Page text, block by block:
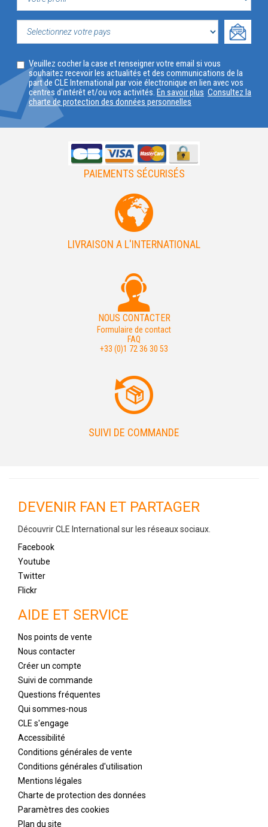
VOTRE
PROFIL
VOTRE
PAYS
Veuillez cocher la case et renseigner votre email si vous
souhaitez recevoir les actualités et des communications de la
part de CLE International par voie électronique en lien avec vos
centres d'intérêt et/ou vos activités. En savoir plus Consultez la
charte de protection des données personnelles
PAIEMENTS SÉCURISÉS
LIVRAISON A L'INTERNATIONAL
NOUS CONTACTER
Formulaire de contact
FAQ
+33 (0)1 72 36 30 53
SUIVI DE COMMANDE
DEVENIR FAN ET PARTAGER
Découvrir CLE International sur les réseaux sociaux.
Facebook
Youtube
Twitter
Flickr
AIDE ET SERVICE
Nos points de vente
Nous contacter
Créer un compte
Suivi de commande
Questions fréquentes
Qui sommes-nous
CLE s'engage
Accessibilité
Conditions générales de vente
Conditions générales d'utilisation
Mentions légales
Charte de protection des données
Paramètres des cookies
Plan du site